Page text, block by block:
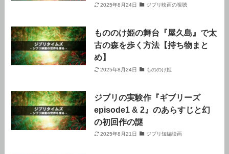
2025年8月24日 ジブリ映画の視聴
もののけ姫の舞台『屋久島』で太
古の森を歩く方法【持ち物まと
め】
2025年8月24日 もののけ姫
ジブリの実験作『ギブリーズ
episode1 & 2』のあらすじと幻
の初回作の謎
2025年8月21日 ジブリ短編映画